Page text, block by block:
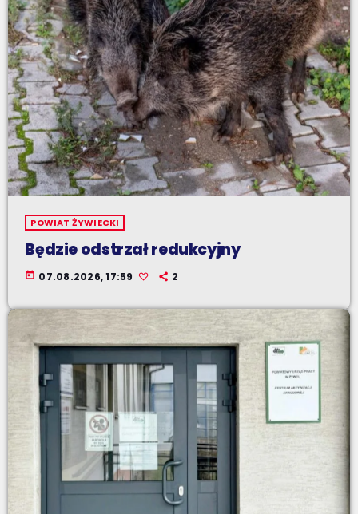
POWIAT ŻYWIECKI
Będzie odstrzał redukcyjny
today 07.08.2026, 17:59 2